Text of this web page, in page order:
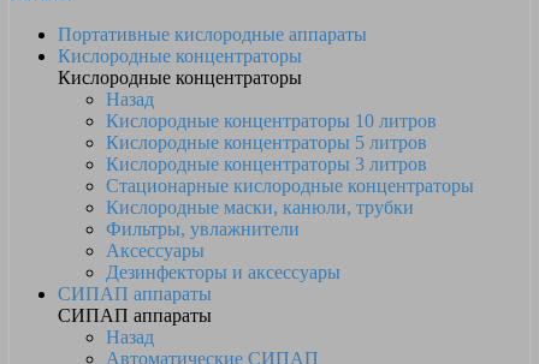
Портативные кислородные аппараты
Кислородные концентраторы
Кислородные концентраторы
Назад
Кислородные концентраторы 10 литров
Кислородные концентраторы 5 литров
Кислородные концентраторы 3 литров
Стационарные кислородные концентраторы
Кислородные маски, канюли, трубки
Фильтры, увлажнители
Аксессуары
Дезинфекторы и аксессуары
СИПАП аппараты
СИПАП аппараты
Назад
Автоматические СИПАП